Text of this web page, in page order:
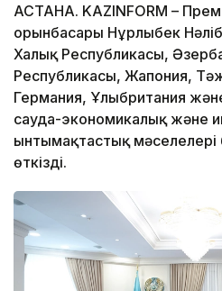
АСТАНА. KAZINFORM –
орынбасары Нұрлыбек
Халық Республикасы,
Республикасы, Жапония,
Германия, Ұлыбритания
сауда-экономикалық және
ынтымақтастық
өткізді.